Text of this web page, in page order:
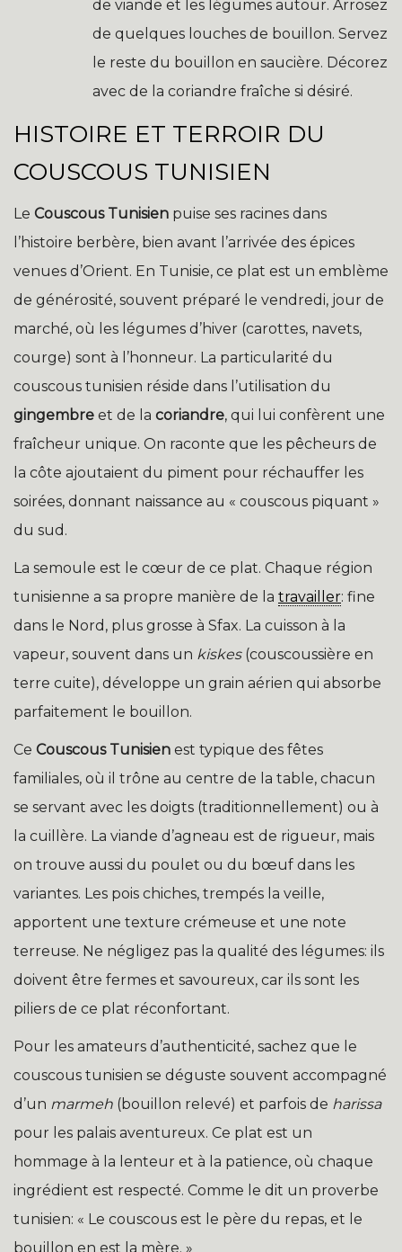
de viande et les légumes autour. Arrosez
de quelques louches de bouillon. Servez
le reste du bouillon en saucière. Décorez
avec de la coriandre fraîche si désiré.
HISTOIRE ET TERROIR DU
COUSCOUS TUNISIEN
Le Couscous Tunisien puise ses racines dans
l’histoire berbère, bien avant l’arrivée des épices
venues d’Orient. En Tunisie, ce plat est un emblème
de générosité, souvent préparé le vendredi, jour de
marché, où les légumes d’hiver (carottes, navets,
courge) sont à l’honneur. La particularité du
couscous tunisien réside dans l’utilisation du
gingembre et de la coriandre, qui lui confèrent une
fraîcheur unique. On raconte que les pêcheurs de
la côte ajoutaient du piment pour réchauffer les
soirées, donnant naissance au « couscous piquant »
du sud.
La semoule est le cœur de ce plat. Chaque région
tunisienne a sa propre manière de la travailler: fine
dans le Nord, plus grosse à Sfax. La cuisson à la
vapeur, souvent dans un kiskes(couscoussière en
terre cuite), développe un grain aérien qui absorbe
parfaitement le bouillon.
Ce Couscous Tunisien est typique des fêtes
familiales, où il trône au centre de la table, chacun
se servant avec les doigts (traditionnellement) ou à
la cuillère. La viande d’agneau est de rigueur, mais
on trouve aussi du poulet ou du bœuf dans les
variantes. Les pois chiches, trempés la veille,
apportent une texture crémeuse et une note
terreuse. Ne négligez pas la qualité des légumes: ils
doivent être fermes et savoureux, car ils sont les
piliers de ce plat réconfortant.
Pour les amateurs d’authenticité, sachez que le
couscous tunisien se déguste souvent accompagné
d’un marmeh (bouillon relevé) et parfois de harissa
pour les palais aventureux. Ce plat est un
hommage à la lenteur et à la patience, où chaque
ingrédient est respecté. Comme le dit un proverbe
tunisien: « Le couscous est le père du repas, et le
bouillon en est la mère. »